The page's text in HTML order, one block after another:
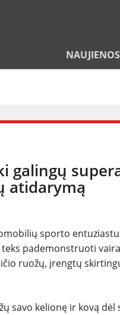
NAUJIENOS
galingų
atidarymą
sporto
teks pademonstruoti
ruožų, įrengtų
savo kelionę ir kovą